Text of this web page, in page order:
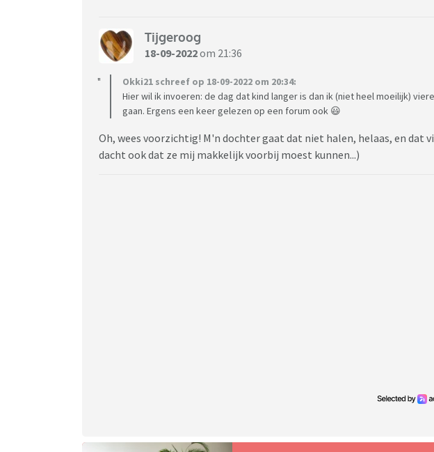
Tijgeroog
18-09-2022om 21:36
Okki21 schreef op 18-09-2022 om 20:34:
Hier wil ik invoeren: de dag dat kind langer is dan ik (niet heel moeilijk)
gaan. Ergens een keer gelezen op een forum ook 😃
Oh, wees voorzichtig! M'n dochter gaat dat niet halen, helaas, en dat
dacht ook dat ze mij makkelijk voorbij moest kunnen...)